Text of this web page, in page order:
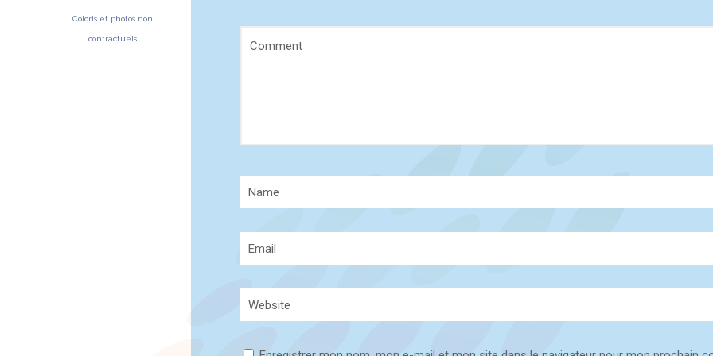
Coloris et photos non
contractuels